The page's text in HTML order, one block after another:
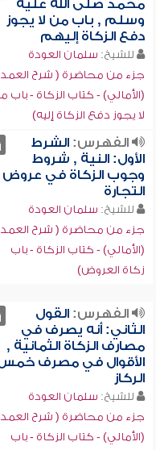
محمد صلى الله عليه
وسلم , باب من لا يجوز
دفع الزكاة إليهم
للشيخ: سلمان العودة
جزء من محاضرة ( شرح
(الأمالي) - كتاب الزكاة - باب
لا يجوز دفع الزكاة إليه)
الفهرس:الشرط
الأول: النية , شروط
وجوب الزكاة في عروض
التجارة
للشيخ: سلمان العودة
جزء من محاضرة ( شرح
(الأمالي) - كتاب الزكاة - باب
زكاة العروض)
الفهرس:القول
الثاني: أنه يصرف في
مصارف الزكاة الثمانية ,
الأقوال في مصرف
الركاز
للشيخ: سلمان العودة
جزء من محاضرة ( شرح
(الأمالي) - كتاب الزكاة - باب